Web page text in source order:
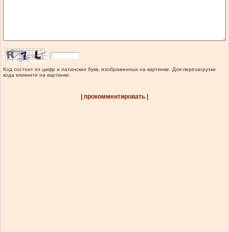
Код состоит из цифр и латинских букв, изображенных на картинке. Для перезагрузки
кода кликните на картинке.
| прокомментировать |